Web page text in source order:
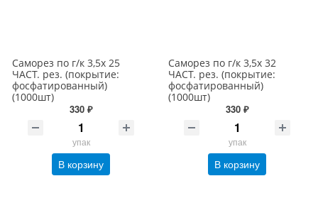
Саморез по г/к 3,5х 25
ЧАСТ. рез. (покрытие:
фосфатированный)
(1000шт)
330 ₽
упак
В корзину
Саморез по г/к 3,5х 32
ЧАСТ. рез. (покрытие:
фосфатированный)
(1000шт)
330 ₽
упак
В корзину